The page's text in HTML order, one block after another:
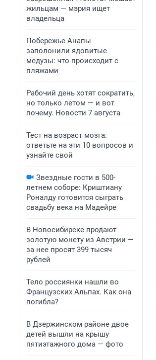
жильцам — мэрия ищет
владельца
Побережье Анапы
заполонили ядовитые
медузы: что происходит с
пляжами
Рабочий день хотят сократить,
но только летом — и вот
почему. Новости 7 августа
Тест на возраст мозга:
ответьте на эти 10 вопросов и
узнайте свой
Звездные гости в 500-
летнем соборе: Криштиану
Роналду готовится сыграть
свадьбу века на Мадейре
В Новосибирске продают
золотую монету из Австрии —
за нее просят 399 тысяч
рублей
Тело россиянки нашли во
Французских Альпах. Как она
погибла?
В Дзержинском районе двое
детей вышли на крышу
пятиэтажного дома — фото